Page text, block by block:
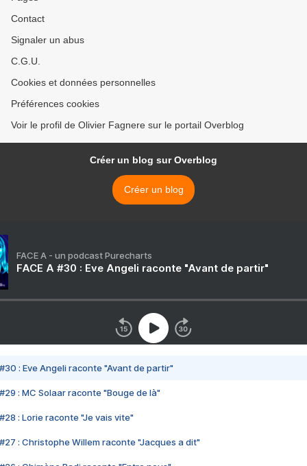
Contact
Signaler un abus
C.G.U.
Cookies et données personnelles
Préférences cookies
Voir le profil de Olivier Fagnere sur le portail Overblog
Créer un blog sur Overblog
Créer un blog
FACE A - un podcast Purecharts
FACE A #30 : Eve Angeli raconte "Avant de partir"
#30 : Eve Angeli raconte "Avant de partir"
#29 : MC Solaar raconte "Bouge de là"
#28 : Lorie raconte "Je vais vite"
#27 : Christophe Willem raconte "Jacques a dit"